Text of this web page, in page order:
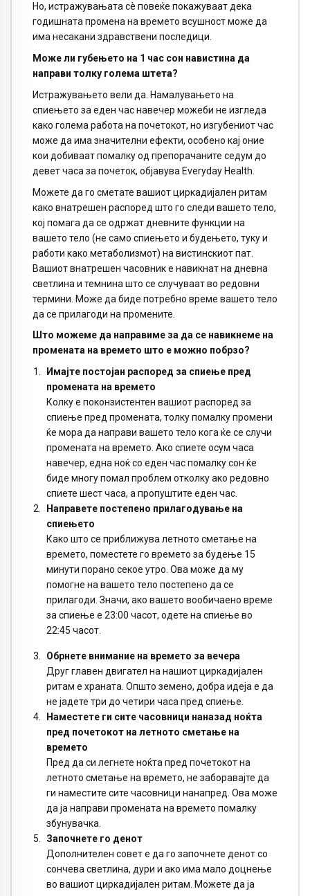
Но, истражувањата сè повеќе покажуваат дека
годишната промена на времето всушност може да
има несакани здравствени последици.
Може ли губењето на 1 час сон навистина да
направи толку голема штета?
Истражувањето вели да. Намалувањето на
спиењето за еден час навечер можеби не изгледа
како голема работа на почетокот, но изгубениот час
може да има значителни ефекти, особено кај оние
кои добиваат помалку од препорачаните седум до
девет часа за почеток, објавува Everyday Health.
Можете да го сметате вашиот циркадијален ритам
како внатрешен распоред што го следи вашето тело,
кој помага да се одржат дневните функции на
вашето тело (не само спиењето и будењето, туку и
работи како метаболизмот) на вистинскиот пат.
Вашиот внатрешен часовник е навикнат на дневна
светлина и темнина што се случуваат во редовни
термини. Може да биде потребно време вашето тело
да се прилагоди на промените.
Што можеме да направиме за да се навикнеме на
промената на времето што е можно побрзо?
Имајте постојан распоред за спиење пред
промената на времето
Колку е поконзистентен вашиот распоред за
спиење пред промената, толку помалку промени
ќе мора да направи вашето тело кога ќе се случи
промената на времето. Ако спиете осум часа
навечер, една ноќ со еден час помалку сон ќе
биде многу помал проблем отколку ако редовно
спиете шест часа, а пропуштите еден час.
Направете постепено прилагодување на
спиењето
Како што се приближува летното сметање на
времето, поместете го времето за будење 15
минути порано секое утро. Ова може да му
помогне на вашето тело постепено да се
прилагоди. Значи, ако вашето вообичаено време
за спиење е 23:00 часот, одете на спиење во
22:45 часот.
Обрнете внимание на времето за вечера
Друг главен двигател на нашиот циркадијален
ритам е храната. Општо земено, добра идеја е да
не јадете три до четири часа пред спиење.
Наместете ги сите часовници наназад ноќта
пред почетокот на летното сметање на
времето
Пред да си легнете ноќта пред почетокот на
летното сметање на времето, не заборавајте да
ги наместите сите часовници нанапред. Ова може
да ја направи промената на времето помалку
збунувачка.
Започнете го денот
Дополнителен совет е да го започнете денот со
сончева светлина, дури и ако има мало доцнење
во вашиот циркадијален ритам. Можете да ја